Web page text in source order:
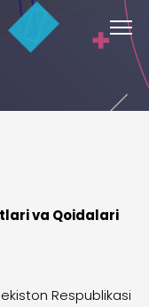
va Qoidalari
Respublikasi